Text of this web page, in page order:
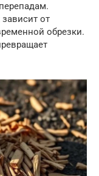
от
обрезки.